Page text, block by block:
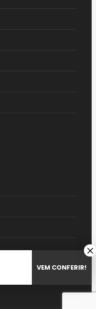
VEM CONFERIR!